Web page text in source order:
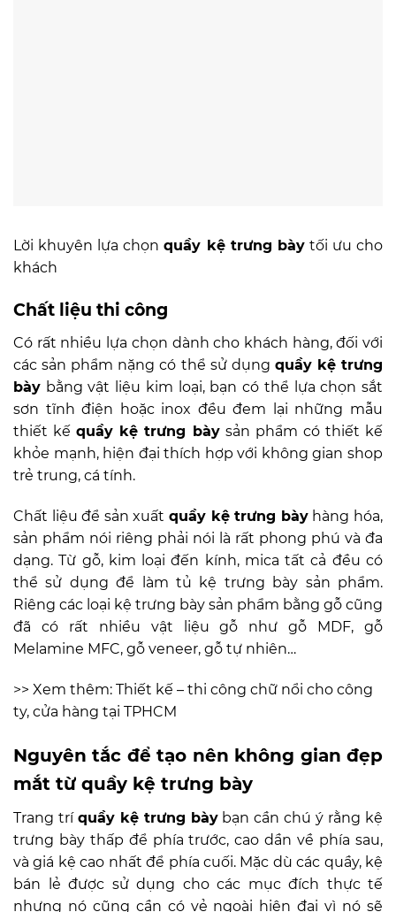
Lời khuyên lựa chọnquầy kệ trưng bàytối ưu cho
khách
Chất liệu thi công
Có rất nhiều lựa chọn dành cho khách hàng, đối với
các sản phẩm nặng có thể sử dụng quầy kệ trưng
bày bằng vật liệu kim loại, bạn có thể lựa chọn sắt
sơn tĩnh điện hoặc inox đều đem lại những mẫu
thiết kếquầy kệ trưng bàysản phẩm có thiết kế
khỏe mạnh, hiện đại thích hợp với không gian shop
trẻ trung, cá tính.
Chất liệu để sản xuất quầy kệ trưng bàyhàng hóa,
sản phẩm nói riêng phải nói là rất phong phú và đa
dạng. Từ gỗ, kim loại đến kính, mica tất cả đều có
thể sử dụng để làm tủ kệ trưng bày sản phẩm.
Riêng các loại kệ trưng bày sản phẩm bằng gỗ cũng
đã có rất nhiều vật liệu gỗ như gỗ MDF, gỗ
Melamine MFC, gỗ veneer, gỗ tự nhiên…
>> Xem thêm: Thiết kế – thi công chữ nổi cho công
ty, cửa hàng tại TPHCM
Nguyên tắc để tạo nên không gian đẹp
mắt từ quầy kệ trưng bày
Trang trí quầy kệ trưng bàybạn cần chú ý rằng kệ
trưng bày thấp để phía trước, cao dần về phía sau,
và giá kệ cao nhất để phía cuối. Mặc dù các quầy, kệ
bán lẻ được sử dụng cho các mục đích thực tế
nhưng nó cũng cần có vẻ ngoài hiện đại vì nó sẽ